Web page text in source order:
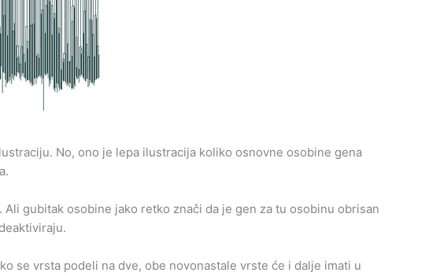
No, ono je lepa ilustracija koliko osnovne osobine gena
gubitak osobine jako retko znači da je gen za tu osobinu obrisan
se vrsta podeli na dve, obe novonastale vrste će i dalje imati u